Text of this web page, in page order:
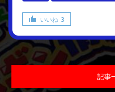
いいね 3
記事